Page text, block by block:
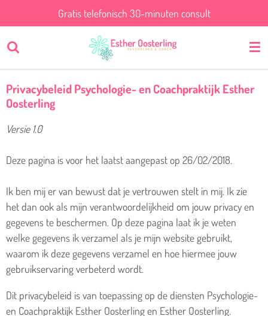
direct
naar
Gratis telefonisch 30-minuten consult
Privacybeleid Psychologie- en Coachpraktijk Esther
Oosterling
Versie 1.0
Deze pagina is voor het laatst aangepast op 26/02/2018.
Ik ben mij er van bewust dat je vertrouwen stelt in mij. Ik zie
het dan ook als mijn verantwoordelijkheid om jouw privacy en
gegevens te beschermen. Op deze pagina laat ik je weten
welke gegevens ik verzamel als je mijn website gebruikt,
waarom ik deze gegevens verzamel en hoe hiermee jouw
gebruikservaring verbeterd wordt.
Dit privacybeleid is van toepassing op de diensten Psychologie-
en Coachpraktijk Esther Oosterling en Esther Oosterling.